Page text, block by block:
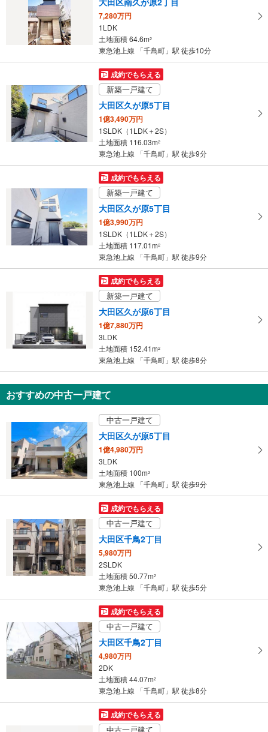
マ
イ
ペ
ー
ジ
保
す
7,280万円
1LDK
土地面積 64.6m2
東急池上線 「千鳥町」駅 徒歩10分
成約でもらえる
新築一戸建て
大田区久が原5丁目
1億3,490万円
1SLDK（1LDK＋2S）
土地面積 116.03m2
東急池上線 「千鳥町」駅 徒歩9分
成約でもらえる
新築一戸建て
大田区久が原5丁目
1億3,990万円
1SLDK（1LDK＋2S）
土地面積 117.01m2
東急池上線 「千鳥町」駅 徒歩9分
成約でもらえる
新築一戸建て
大田区久が原6丁目
1億7,880万円
3LDK
土地面積 152.41m2
東急池上線 「千鳥町」駅 徒歩8分
おすすめの中古一戸建て
中古一戸建て
大田区久が原5丁目
1億4,980万円
3LDK
土地面積 100m2
東急池上線 「千鳥町」駅 徒歩9分
成約でもらえる
中古一戸建て
大田区千鳥2丁目
5,980万円
2SLDK
土地面積 50.77m2
東急池上線 「千鳥町」駅 徒歩5分
成約でもらえる
中古一戸建て
大田区千鳥2丁目
4,980万円
2DK
土地面積 44.07m2
東急池上線 「千鳥町」駅 徒歩8分
成約でもらえる
中古一戸建て